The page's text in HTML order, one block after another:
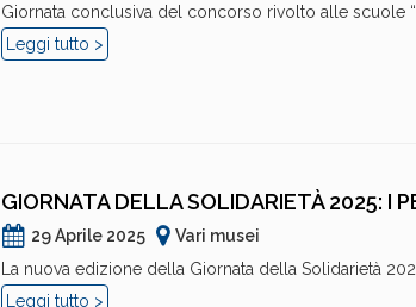
Giornata conclusiva del concorso rivolto alle scuole
Leggi tutto >
GIORNATA DELLA SOLIDARIETÀ 2025: I
29 Aprile 2025
Vari musei
La nuova edizione della Giornata della Solidarietà
Leggi tutto >